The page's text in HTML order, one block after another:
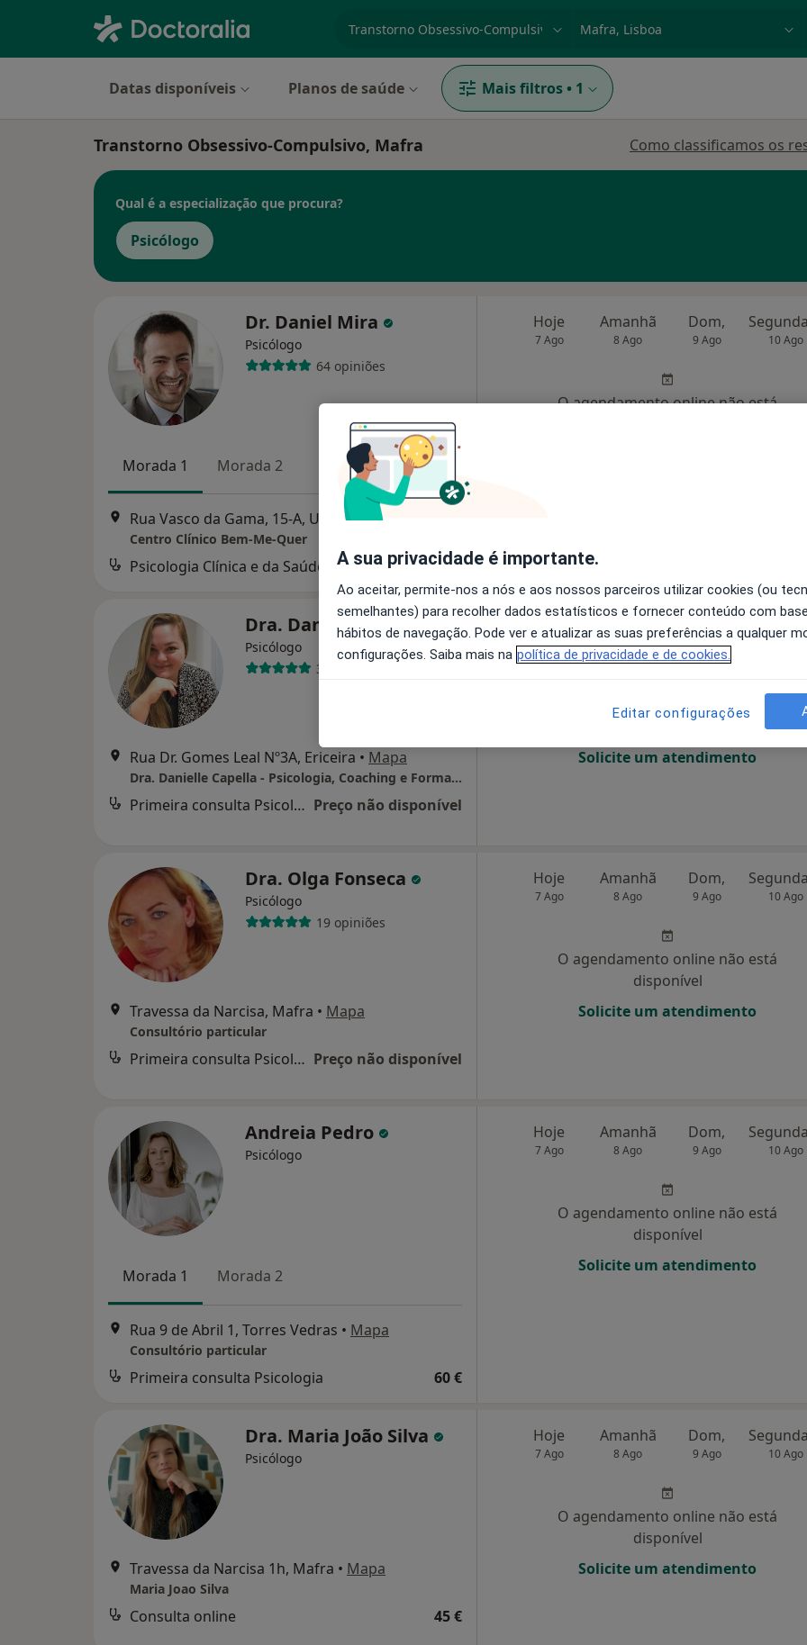
Datas disponíveis Planos de saúde Mais filtros • 1
Transtorno Obsessivo-Compulsivo, Mafra Como classificamos os
Qual é a especialização que procura?
Psicólogo
Dr. Daniel Mira
Psicólogo
64 opiniões
Morada 1 Morada 2
Centro Clínico Bem-Me-Quer
Psicologia Clínica e da Saúde 65 €
Hoje
7 Ago
Amanhã
8 Ago
Dom,
9 Ago 10 Ago
O agendamento online não está
Dra. Danielle Capella
Psicólogo
3 opiniões
Rua Dr. Gomes Leal Nº3A, Ericeira • Mapa
Dra. Danielle Capella - Psicologia, Coaching e Formações - Torres Vedras | Lisboa | Online
Primeira consulta Psicologia Preço não disponível
Hoje
7 Ago 8 Ago
Dom,
9 Ago 10 Ago
O agendamento online não está
disponível
Solicite um atendimento
Dra. Olga Fonseca
Psicólogo
19 opiniões
Travessa da Narcisa, Mafra • Mapa
Consultório particular
Primeira consulta Psicologia Preço não disponível
Hoje
7 Ago
Amanhã
8 Ago
Dom,
9 Ago 10 Ago
O agendamento online não está
disponível
Solicite um atendimento
Andreia Pedro
Psicólogo
Morada 1 Morada 2
Rua 9 de Abril 1, Torres Vedras • Mapa
Consultório particular
Primeira consulta Psicologia 60 €
Hoje
7 Ago
Amanhã
8 Ago
Dom,
9 Ago 10 Ago
O agendamento online não está
disponível
Solicite um atendimento
Dra. Maria João Silva
Psicólogo
Travessa da Narcisa 1h, Mafra • Mapa
Maria Joao Silva
Consulta online 45 €
Hoje
7 Ago
Amanhã
8 Ago
Dom,
9 Ago 10 Ago
O agendamento online não está
disponível
Solicite um atendimento
A sua privacidade é importante.
Ao aceitar, permite-nos a nós e aos nossos parceiros utilizar cookies (ou
semelhantes) para recolher dados estatísticos e fornecer conteúdo com
hábitos de navegação. Pode ver e atualizar as suas preferências a qualquer
configurações. Saiba mais na política de privacidade e de cookies.
Editar configurações